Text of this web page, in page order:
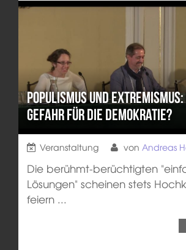
Populismus und Extremismus:
Gefahr für die Demokratie?
Veranstaltung von Andreas
Die berühmt-berüchtigten
Lösungen" scheinen stets
feiern ...